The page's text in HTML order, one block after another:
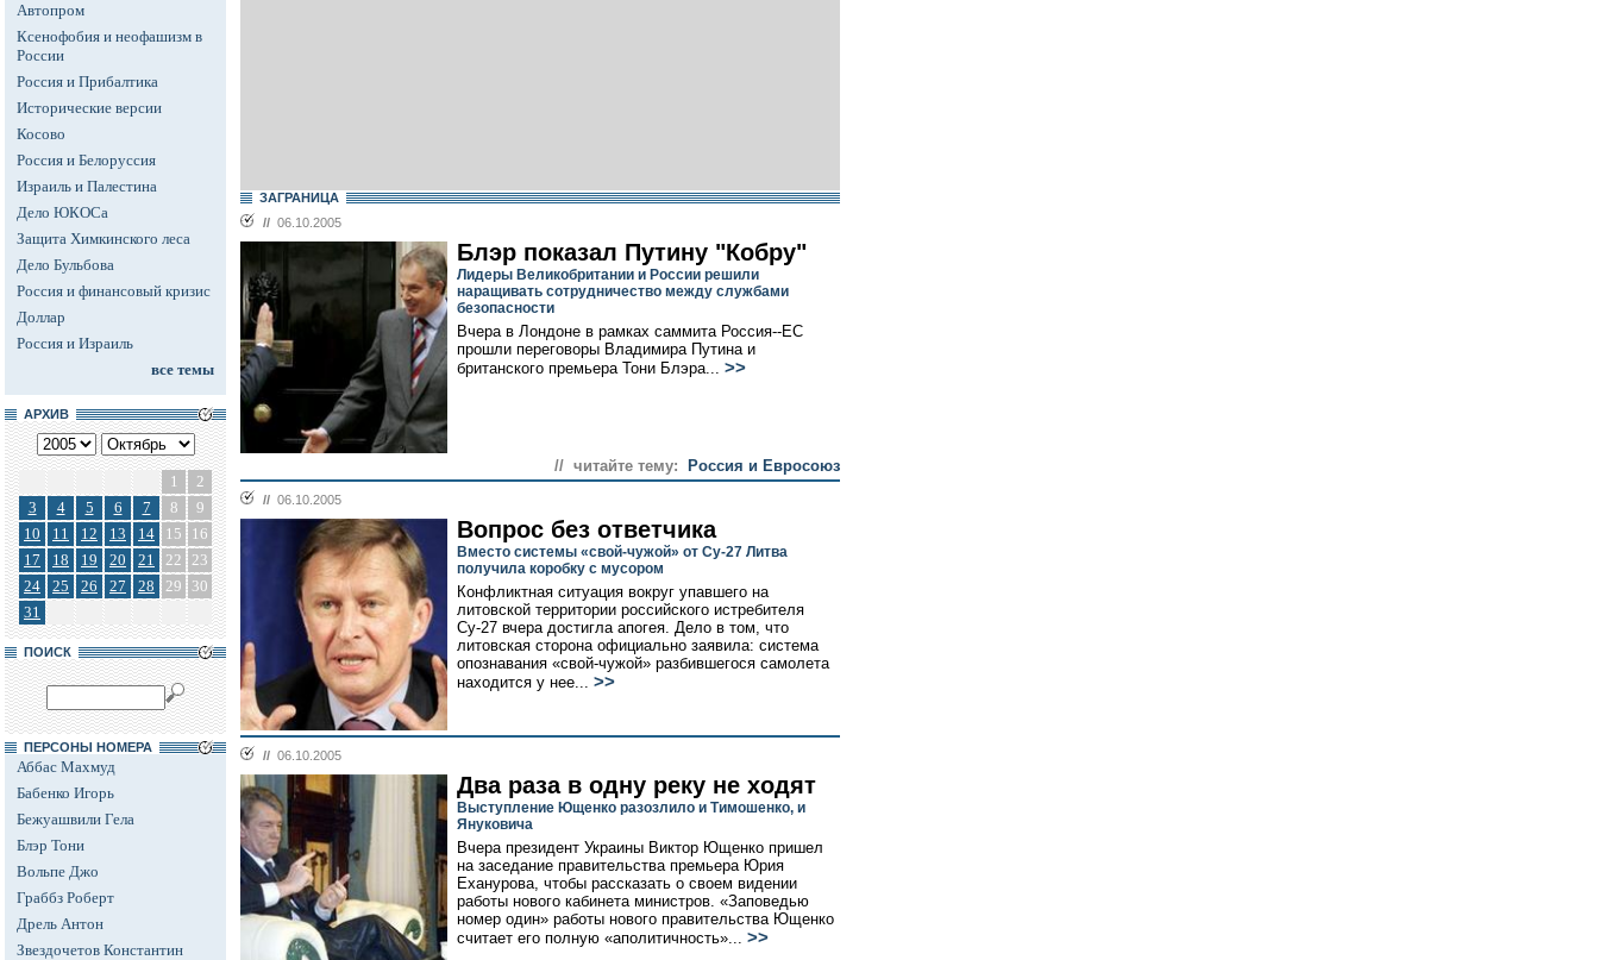
Автопром
Ксенофобия и неофашизм в
России
Россия и Прибалтика
Исторические версии
Косово
Россия и Белоруссия
Израиль и Палестина
Дело ЮКОСа
Защита Химкинского леса
Дело Бульбова
Россия и финансовый кризис
Доллар
Россия и Израиль
все темы
АРХИВ
1
2
3
4 5 6 7 8
9
10
11 12 13 14 15
16
17
18 19 20 21 22 23
24
25 26 27 28 29
30
31
ПОИСК
ПЕРСОНЫ НОМЕРА
Аббас Махмуд
Бабенко Игорь
Бежуашвили Гела
Блэр Тони
Вольпе Джо
Граббз Роберт
Дрель Антон
Звездочетов Константин
ЗАГРАНИЦА
// 06.10.2005
Блэр показал Путину "Кобру"
Лидеры Великобритании и России решили
наращивать сотрудничество между службами
безопасности
Вчера в Лондоне в рамках саммита Россия--ЕС
прошли переговоры Владимира Путина и
британского премьера Тони Блэра... >>
// читайте тему: Россия и Евросоюз
// 06.10.2005
Вопрос без ответчика
Вместо системы «свой-чужой» от Су-27 Литва
получила коробку с мусором
Конфликтная ситуация вокруг упавшего на
литовской территории российского истребителя
Су-27 вчера достигла апогея. Дело в том, что
литовская сторона официально заявила: система
опознавания «свой-чужой» разбившегося самолета
находится у нее... >>
// 06.10.2005
Два раза в одну реку не ходят
Выступление Ющенко разозлило и Тимошенко, и
Януковича
Вчера президент Украины Виктор Ющенко пришел
на заседание правительства премьера Юрия
Еханурова, чтобы рассказать о своем видении
работы нового кабинета министров. «Заповедью
номер один» работы нового правительства Ющенко
считает его полную «аполитичность»... >>